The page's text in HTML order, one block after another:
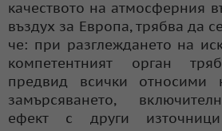
качеството на атмосферния
въздух за Европа, трябва да
че: при разглеждането на
компетентният орган
предвид всички относими
замърсяването,
ефект с други